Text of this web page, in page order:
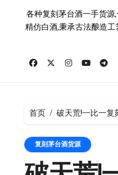
各种复刻茅台酒一手货源
精仿白酒,秉承古法酿造工
首页 破天荒!一比一复
复刻茅台酒货源